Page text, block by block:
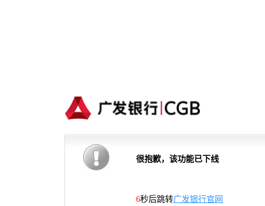
很抱歉，该功能已下线
5秒后跳转广发银行官网